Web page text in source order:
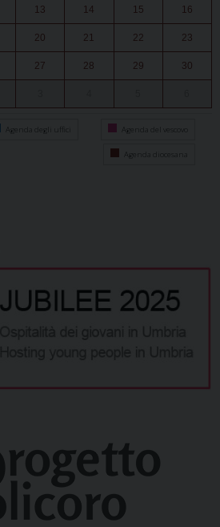
13 14 15 16
20 21 22 23
27 28 29 30
Agenda degli uffici Agenda del vescovo
Agenda diocesana